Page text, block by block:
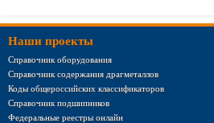
Наши проекты
Справочник оборудования
Справочник содержания драгметаллов
Коды общероссийских классификаторов
Справочник подшипников
Федеральные реестры онлайн